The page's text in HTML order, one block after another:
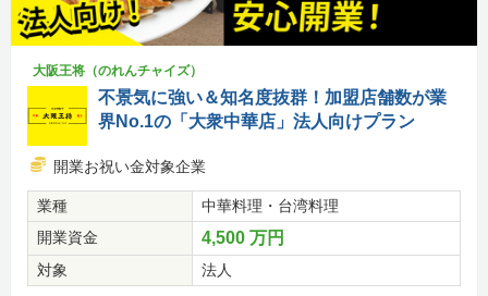
大阪王将（のれんチャイズ）
不景気に強い＆知名度抜群！加盟店舗数が業
界No.1の「大衆中華店」法人向けプラン
開業お祝い金対象企業
業種
中華料理・台湾料理
開業資金
4,500 万円
対象 法人